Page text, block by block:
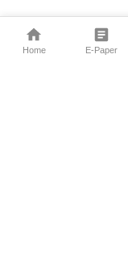
Home E-Paper